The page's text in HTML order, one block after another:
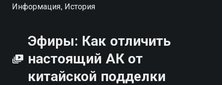
Информация, История
Эфиры: Как отличить
настоящий АК от
китайской подделки